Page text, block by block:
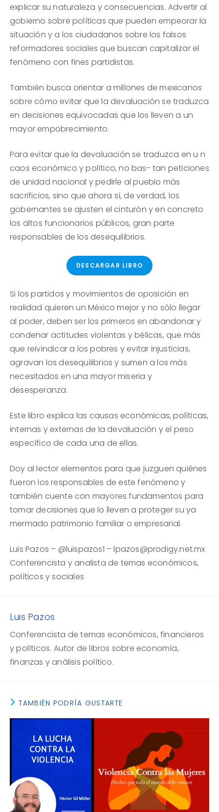
explicar su naturaleza y consecuencias. Advertir al
gobierno sobre políticas que pueden empeorar la
situación y a los ciudadanos sobre los falsos
reformadores sociales que buscan capitalizar el
fenómeno con fines partidistas.
También busca orientar a millones de mexicanos
sobre cómo evitar que la devaluación se traduzca
en decisiones equivocadas que los lleven a un
mayor empobrecimiento.
Para evitar que la devaluación se traduzca en u n
caos económico y político, no bas- tan peticiones
de unidad nacional y pedirle al pueblo más
sacrificios, sino que ahora sí, de verdad, los
gobernantes se ajusten el cinturón y en concreto
los altos funcionarios públicos, gran parte
responsables de los desequilibrios.
DESCARGAR LIBRO
Si los partidos y movimientos de oposición en
realidad quieren un México mejor y no sólo llegar
al poder, deben ser los primeros en abandonar y
condenar actitudes violentas y bélicas, que más
que reivindicar a los pobres y evitar injusticias,
agravan los desequilibrios y sumen a los más
necesitados en una mayor miseria y
desesperanza.
Este libro explica las causas económicas, políticas,
internas y externas de la devaluación y el peso
específico de cada una de ellas.
Doy al lector elementos para que juzguen quiénes
fueron los responsables de este fenómeno y
también cuente con mayores fundamentos para
tomar decisiones que lo lleven a proteger su ya
mermado patrimonio familiar o empresarial.
Luis Pazos – @luispazos1 – lpazos@prodigy.net.mx
Conferencista y analista de temas económicos,
políticos y sociales
Luis Pazos
Conferencista de temas económicos, financieros
y políticos. Autor de libros sobre economía,
finanzas y análisis político.
TAMBIÉN PODRÍA GUSTARTE